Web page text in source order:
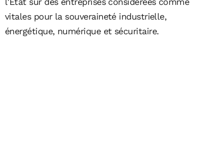
vitales pour la souveraineté industrielle,
énergétique, numérique et sécuritaire.